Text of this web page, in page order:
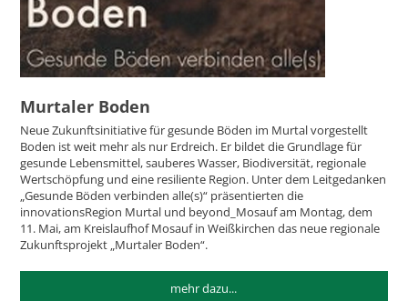
Murtaler Boden
Neue Zukunftsinitiative für gesunde Böden im Murtal vorgestellt
Boden ist weit mehr als nur Erdreich. Er bildet die Grundlage für
gesunde Lebensmittel, sauberes Wasser, Biodiversität, regionale
Wertschöpfung und eine resiliente Region. Unter dem Leitgedanken
„Gesunde Böden verbinden alle(s)“ präsentierten die
innovationsRegion Murtal und beyond_Mosauf am Montag, dem
11. Mai, am Kreislaufhof Mosauf in Weißkirchen das neue regionale
Zukunftsprojekt „Murtaler Boden“.
mehr dazu...